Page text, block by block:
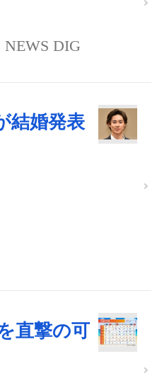
NEWS DIG
結婚発表
直撃の可